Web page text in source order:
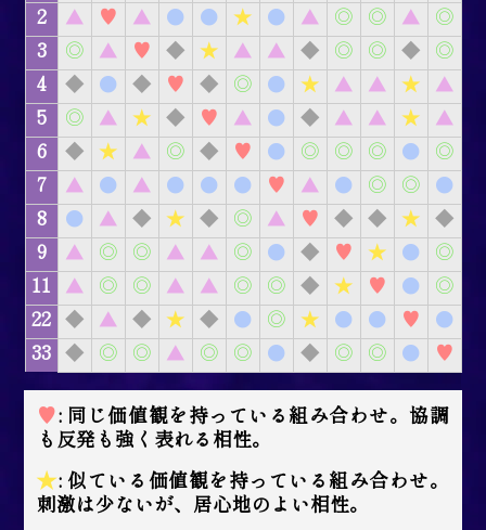
2
▲ ♥ ▲ ● ● ★ ● ▲ ◎ ◎ ▲ ◎
3
◎ ▲ ♥ ◆ ★ ▲ ▲ ◆ ◎ ◎ ◆ ◎
4
◆ ● ◆ ♥ ◆ ◎ ● ★ ▲ ▲ ★ ▲
5
◎ ▲ ★ ◆ ♥ ▲ ● ◆ ▲ ▲ ★ ▲
6
◆ ★ ▲ ◎ ◆ ♥ ● ◎ ◎ ◎ ●
◎
7
▲ ● ▲ ● ● ● ♥ ▲ ● ◎ ◎ ●
8
● ▲ ◆ ★ ◆ ◎ ▲ ♥ ◆ ◆ ★ ◆
9
▲ ◎ ◎ ▲ ▲ ◎ ● ◆ ♥ ★ ●
◎
11 ▲ ◎ ◎ ▲ ▲ ◎ ◎ ◆ ★ ♥ ●
◎
22 ◆ ▲ ◆ ★ ◆ ● ◎ ★ ● ● ♥
●
33 ◆ ◎ ◎ ▲ ◎ ◎ ● ◆ ◎ ◎ ● ♥
♥: 同じ価値観を持っている組み合わせ。協調
も反発も強く表れる相性。
★: 似ている価値観を持っている組み合わせ。
刺激は少ないが、居心地のよい相性。